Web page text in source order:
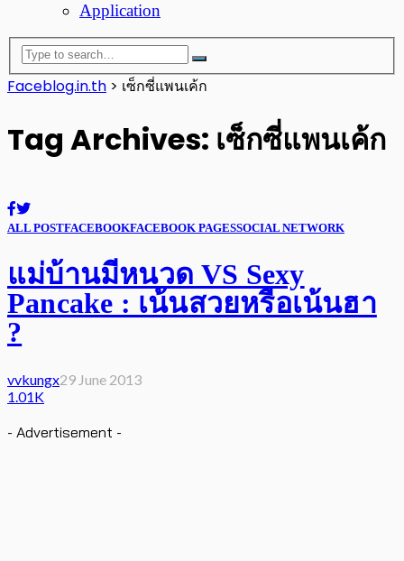
Application
Faceblog.in.th > เซ็กซี่แพนเค้ก
Tag Archives: เซ็กซี่แพนเค้ก
ALL POSTFACEBOOKFACEBOOK PAGESSOCIAL NETWORK
แม่บ้านมีหนวด VS Sexy
Pancake : เน้นสวยหรือเน้นฮา
?
vvkungx29 June 2013
1.01K
- Advertisement -